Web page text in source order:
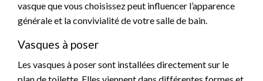
vasque que vous choisissez peut influencer l’apparence
générale et la convivialité de votre salle de bain.
Vasques à poser
Les vasques à poser sont installées directement sur le